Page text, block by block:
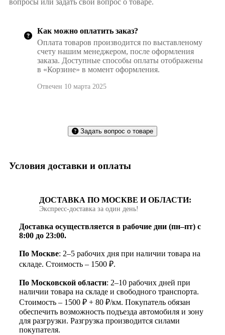
Как можно оплатить заказ?
Оплата товаров производится по выставленому
счету нашим менеджером, после оформления
заказа. Доступные способы оплаты отображены
в «Корзине» в момент оформления.
Отвечен 10 марта 2025
Задать вопрос о товаре
Условия доставки и оплаты
ДОСТАВКА ПО МОСКВЕ И ОБЛАСТИ:
Экспресс‑доставка за один день!
Доставка осуществляется в рабочие дни (пн–пт) с
8:00 до 23:00.
По Москве: 2–5 рабочих дня при наличии товара на
складе. Стоимость – 1500 ₽.
По Московской области: 2–10 рабочих дней при
наличии товара на складе и свободного транспорта.
Стоимость – 1500 ₽ + 80 ₽/км. Покупатель обязан
обеспечить возможность подъезда автомобиля и зону
для разгрузки. Разгрузка производится силами
покупателя.